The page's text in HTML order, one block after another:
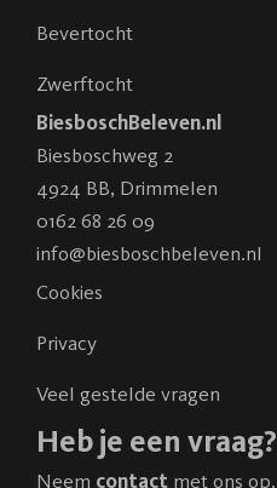
Bevertocht
Zwerftocht
BiesboschBeleven.nl
Biesboschweg 2
4924 BB, Drimmelen
0162 68 26 09
info@biesboschbeleven.nl
Cookies
Privacy
Veel gestelde vragen
Heb je een vraag?
Neem contact met ons op.